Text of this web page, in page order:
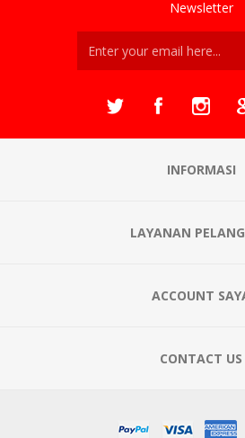
Newsletter
INFORMASI
LAYANAN
ACCOUNT
CONTACT US